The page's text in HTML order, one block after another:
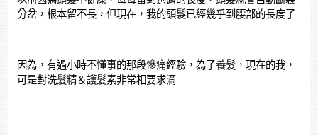
分岔，根本留不長，但現在，我的頭髮已經幾乎到腰部的長度了
因為，有過小時不懂事的那段慘痛經驗，為了養髮，現在的我，
可是對洗髮精＆護髮素非常相要求滴